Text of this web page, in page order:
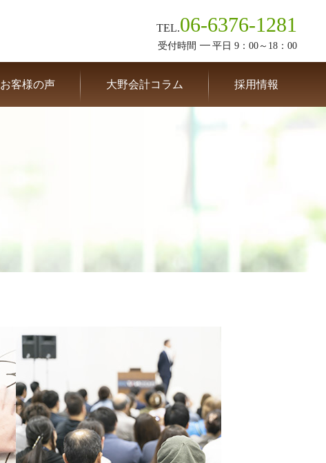
TEL.06-6376-1281
受付時間 平日 9：00～18：00
お客様の声 大野会計コラム 採用情報